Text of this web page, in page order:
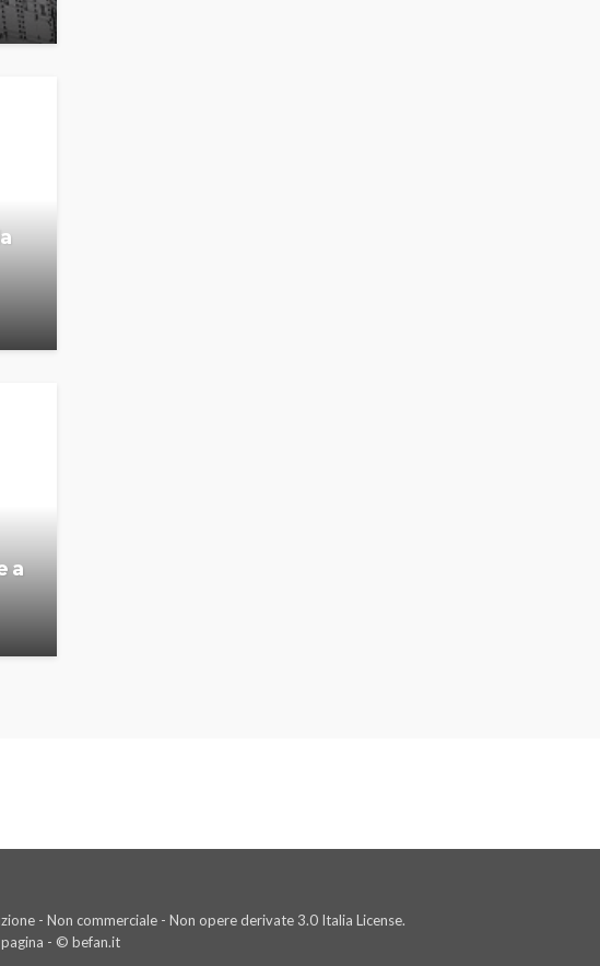
a
- Non commerciale - Non opere derivate 3.0 Italia License.
- © befan.it